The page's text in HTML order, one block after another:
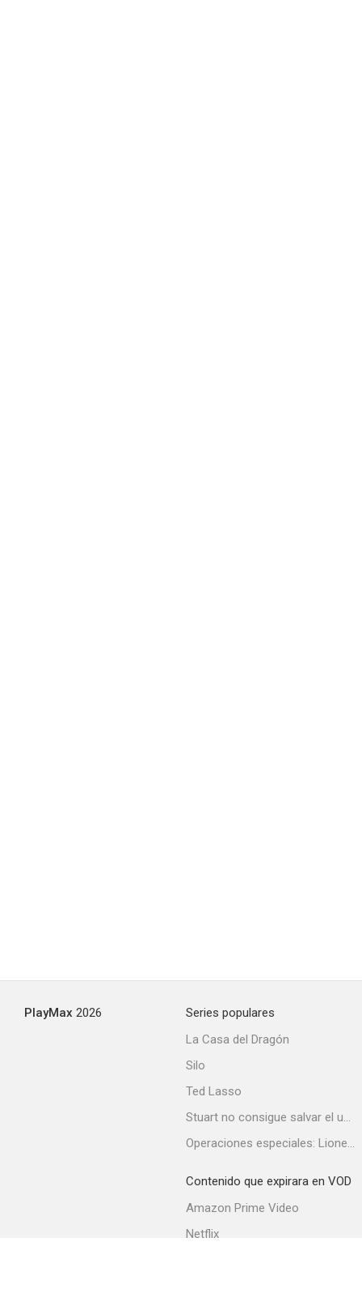
PlayMax 2026
Series populares
La Casa del Dragón
Silo
Ted Lasso
Stuart no consigue salvar el universo
Operaciones especiales: Lioness
Contenido que expirara en VOD
Amazon Prime Video
Netflix